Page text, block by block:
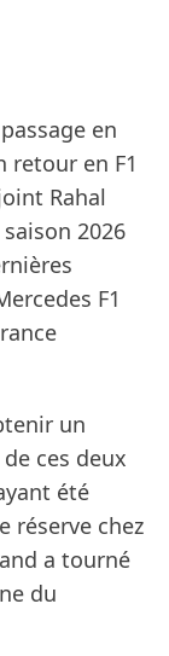
en
retour en F1
Rahal
2026
F1
un
ces deux
été
réserve chez
a tourné
du